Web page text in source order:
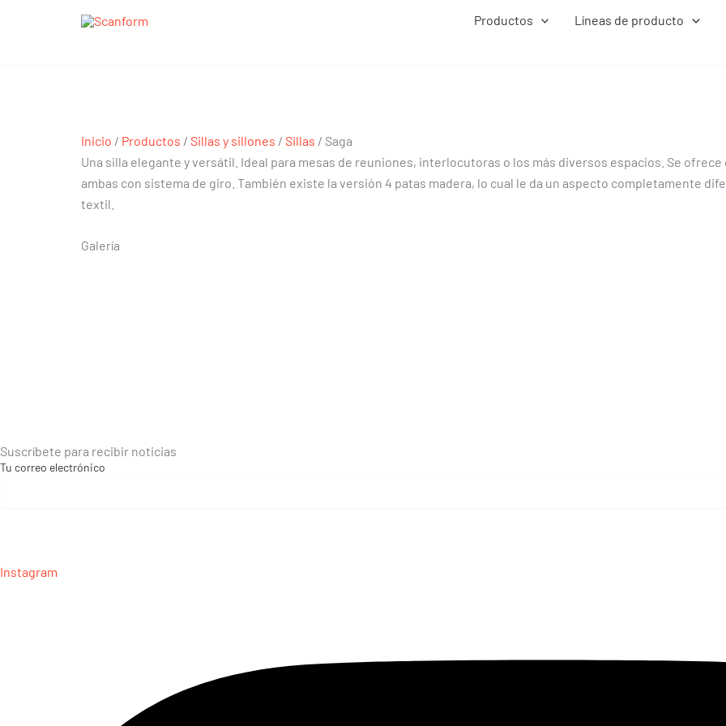
Productos Líneas de producto
Inicio / Productos / Sillas y sillones / Sillas / Saga
Una silla elegante y versátil. Ideal para mesas de reuniones, interlocutoras o los más diversos espacios. Se
ambas con sistema de giro. También existe la versión 4 patas madera, lo cual le da un aspecto completamente
textil.
Galería
Suscríbete para recibir noticias
Tu correo electrónico
Instagram